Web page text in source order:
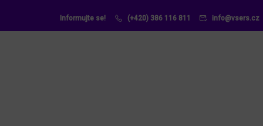
Informujte se! (+420) 386 116 811 info@vsers.cz